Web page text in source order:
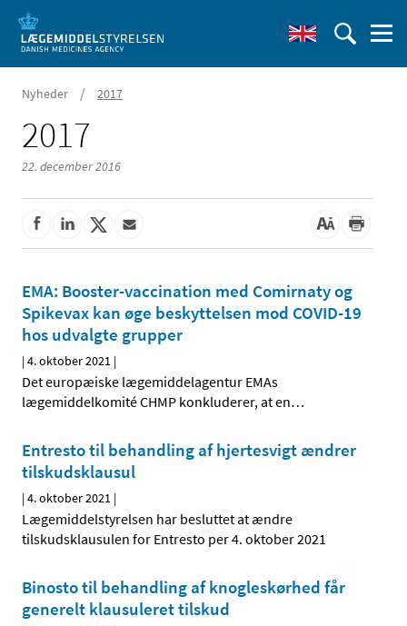
Nyheder / 2017
2017
22. december 2016
EMA: Booster-vaccination med Comirnaty og
Spikevax kan øge beskyttelsen mod COVID-19
hos udvalgte grupper
|4. oktober 2021 |
Det europæiske lægemiddelagentur EMAs
lægemiddelkomité CHMP konkluderer, at en…
Entresto til behandling af hjertesvigt ændrer
tilskudsklausul
|4. oktober 2021 |
Lægemiddelstyrelsen har besluttet at ændre
tilskudsklausulen for Entresto per 4. oktober 2021
Binosto til behandling af knogleskørhed får
generelt klausuleret tilskud